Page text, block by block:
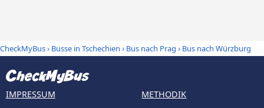
CheckMyBus› Busse in Tschechien › Bus nach Prag › Bus nach Würzburg
IMPRESSUM
METHODIK